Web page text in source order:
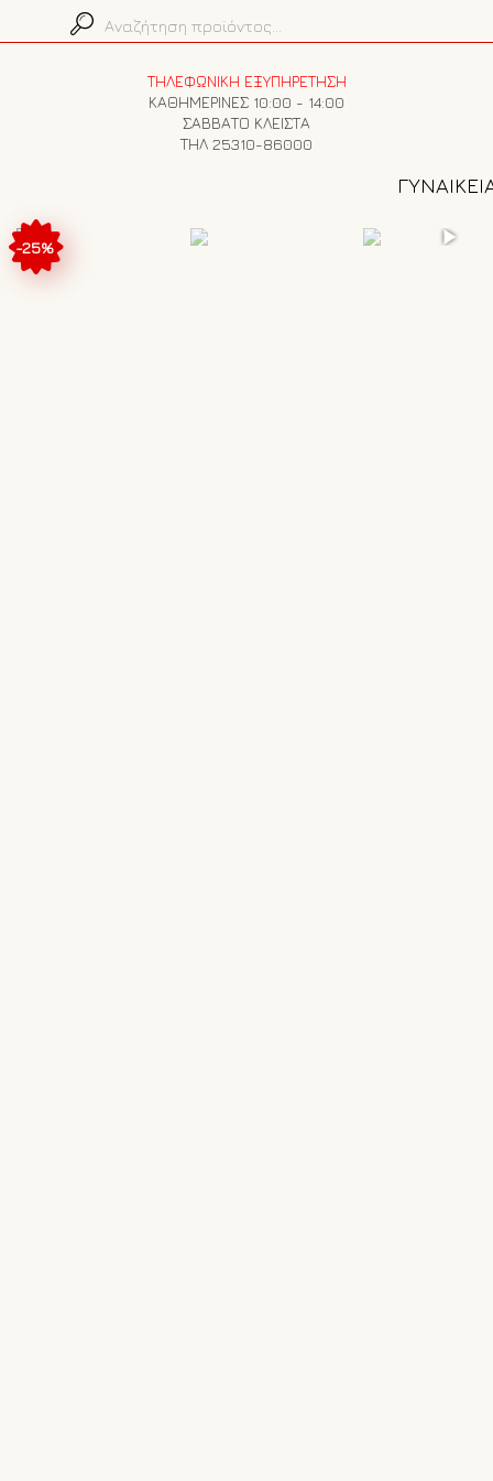
ΤΗΛΕΦΩΝΙΚΗ ΕΞΥΠΗΡΕΤΗΣΗ
ΚΑΘΗΜΕΡΙΝΕΣ 10:00 - 14:00
ΣΑΒΒΑΤΟ ΚΛΕΙΣΤΑ
ΤΗΛ 25310-86000
-25%